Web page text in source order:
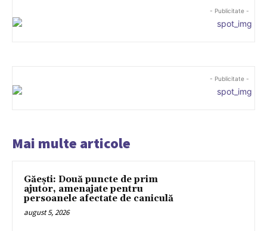
- Publicitate -
- Publicitate -
Mai multe articole
Găești: Două puncte de prim
ajutor, amenajate pentru
persoanele afectate de caniculă
august 5, 2026